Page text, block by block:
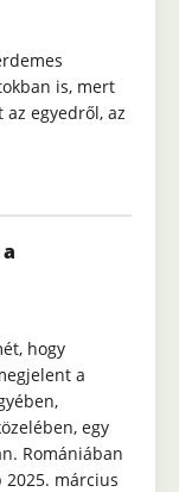
is, mert
egyedről, az
hogy
a
egy
Romániában
március